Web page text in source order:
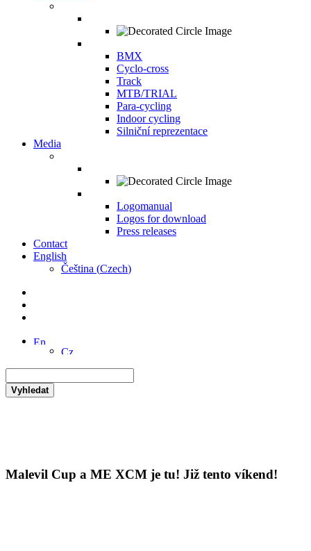
BMX
Cyclo-cross
Track
MTB/TRIAL
Para-cycling
Indoor cycling
Silniční reprezentace
Media
Logomanual
Logos for download
Press releases
Contact
English
Čeština (Czech)
Vyhledat
Malevil Cup a ME XCM je tu! Již tento víkend!